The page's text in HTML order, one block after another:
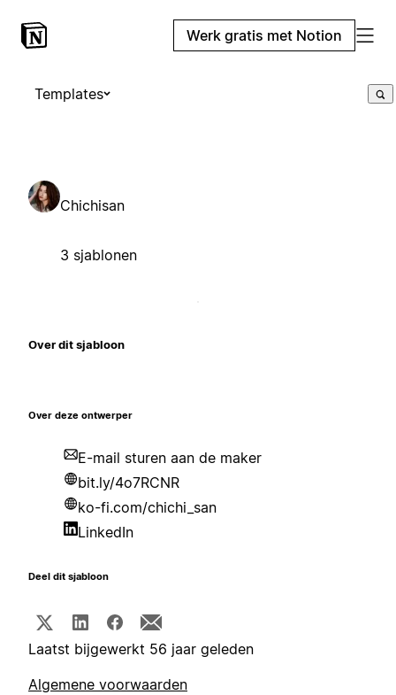
Werk gratis met Notion
Templates
Chichisan
3 sjablonen
Over dit sjabloon
Over deze ontwerper
E-mail sturen aan de maker
bit.ly/4o7RCNR
ko-fi.com/chichi_san
LinkedIn
Deel dit sjabloon
Laatst bijgewerkt 56 jaar geleden
Algemene voorwaarden